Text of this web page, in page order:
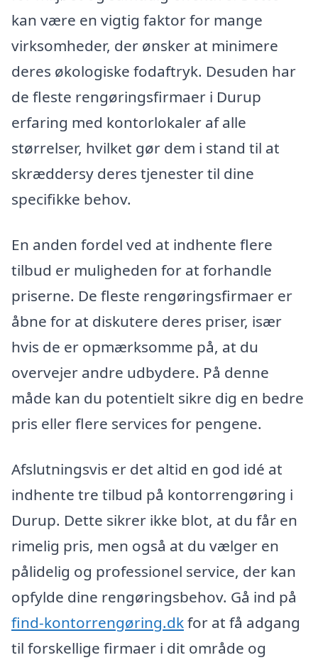
kan være en vigtig faktor for mange
virksomheder, der ønsker at minimere
deres økologiske fodaftryk. Desuden har
de fleste rengøringsfirmaer i Durup
erfaring med kontorlokaler af alle
størrelser, hvilket gør dem i stand til at
skræddersy deres tjenester til dine
specifikke behov.
En anden fordel ved at indhente flere
tilbud er muligheden for at forhandle
priserne. De fleste rengøringsfirmaer er
åbne for at diskutere deres priser, især
hvis de er opmærksomme på, at du
overvejer andre udbydere. På denne
måde kan du potentielt sikre dig en bedre
pris eller flere services for pengene.
Afslutningsvis er det altid en god idé at
indhente tre tilbud på kontorrengøring i
Durup. Dette sikrer ikke blot, at du får en
rimelig pris, men også at du vælger en
pålidelig og professionel service, der kan
opfylde dine rengøringsbehov. Gå ind på
find-kontorrengøring.dkfor at få adgang
til forskellige firmaer i dit område og